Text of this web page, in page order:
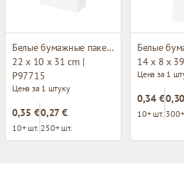
Белые бумажные пакеты с плетёными ручками
22 x 10 x 31 cm |
P97715
Цена за 1 штуку
0,35 €
10+ шт.
0,27 €
250+ шт.
14 x 8 x
Цена за 1
0,34 €
10+ шт.